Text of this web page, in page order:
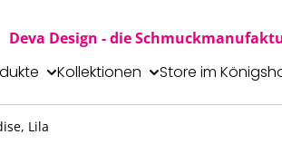
Deva Design - die
Kollektionen Store im
Lila